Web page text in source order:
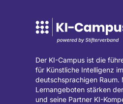
Der KI-Campus ist die
für Künstliche Intelligenz im
deutschsprachigen Raum.
Lernangeboten stärken
und seine Partner KI-